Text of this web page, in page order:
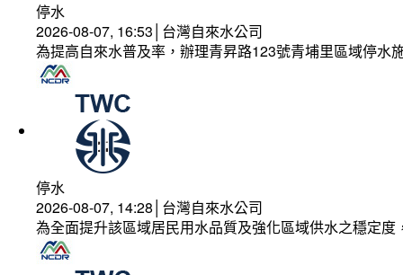
停水
2026-08-07, 16:53│台灣自來水公司
為提高自來水普及率，辦理青昇路123號青埔里區域停水
停水
2026-08-07, 14:28│台灣自來水公司
為全面提升該區域居民用水品質及強化區域供水之穩定